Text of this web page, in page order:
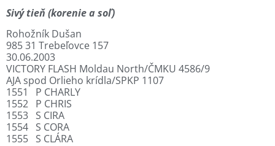
Sivý tieň (korenie a soľ)
Rohožník Dušan
985 31 Trebeľovce 157
30.06.2003
VICTORY FLASH Moldau North/ČMKU 4586/9
AJA spod Orlieho krídla/SPKP 1107
1551 P CHARLY
1552 P CHRIS
1553 S CIRA
1554 S CORA
1555 S CLÁRA